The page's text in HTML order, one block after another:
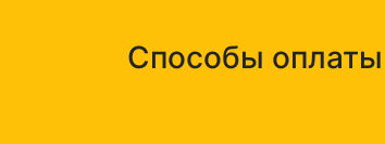
Способы оплаты